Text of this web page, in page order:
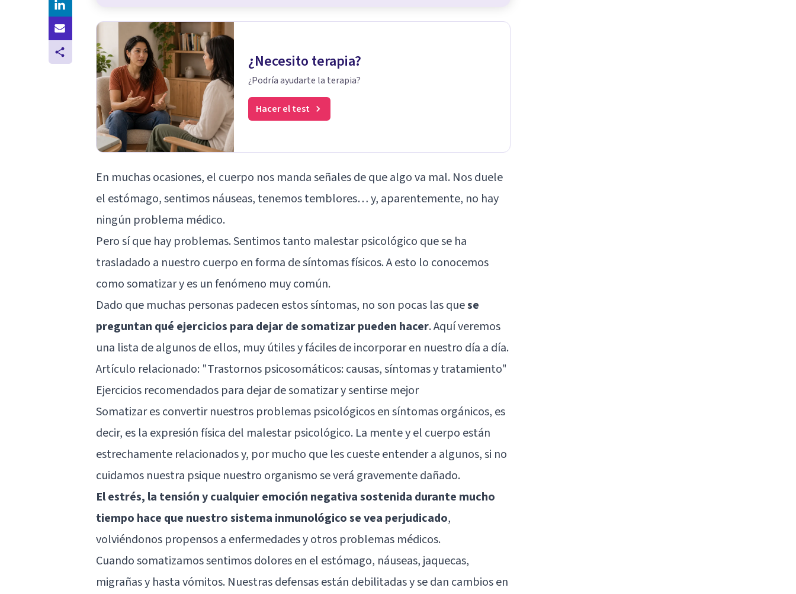
¿Necesito terapia?
¿Podría ayudarte la terapia?
Hacer el test
En muchas ocasiones, el cuerpo nos manda señales de que algo va mal. Nos duele
el estómago, sentimos náuseas, tenemos temblores… y, aparentemente, no hay
ningún problema médico.
Pero sí que hay problemas. Sentimos tanto malestar psicológico que se ha
trasladado a nuestro cuerpo en forma de síntomas físicos. A esto lo conocemos
como somatizar y es un fenómeno muy común.
Dado que muchas personas padecen estos síntomas, no son pocas las quese
preguntan qué ejercicios para dejar de somatizar pueden hacer. Aquí veremos
una lista de algunos de ellos, muy útiles y fáciles de incorporar en nuestro día a día.
Artículo relacionado: "Trastornos psicosomáticos: causas, síntomas y tratamiento"
Ejercicios recomendados para dejar de somatizar y sentirse mejor
Somatizar es convertir nuestros problemas psicológicos en síntomas orgánicos, es
decir, es la expresión física del malestar psicológico. La mente y el cuerpo están
estrechamente relacionados y, por mucho que les cueste entender a algunos, si no
cuidamos nuestra psique nuestro organismo se verá gravemente dañado.
El estrés, la tensión y cualquier emoción negativa sostenida durante mucho
tiempo hace que nuestro sistema inmunológico se vea perjudicado,
volviéndonos propensos a enfermedades y otros problemas médicos.
Cuando somatizamos sentimos dolores en el estómago, náuseas, jaquecas,
migrañas y hasta vómitos. Nuestras defensas están debilitadas y se dan cambios en